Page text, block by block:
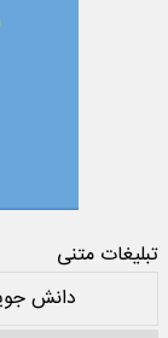
تبلیغات متنی
دانش